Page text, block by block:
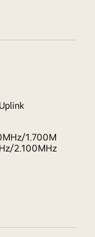
1.700M
2.100MHz